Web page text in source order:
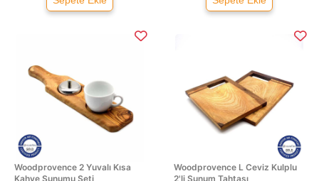
Woodprovence 2 Yuvalı Kısa
Kahve Sunumu Seti
Woodprovence L Ceviz Kulplu
2'li Sunum Tahtası